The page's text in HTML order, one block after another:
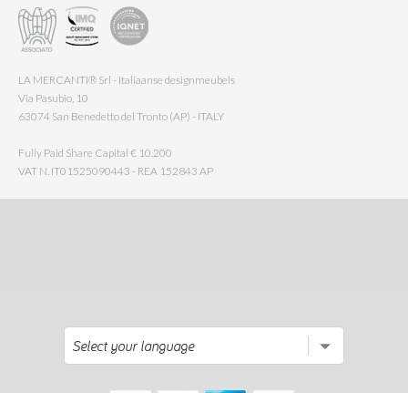
LA MERCANTI® Srl - Italiaanse designmeubels
Via Pasubio, 10
63074 San Benedetto del Tronto (AP) - ITALY
Fully Paid Share Capital € 10.200
VAT N. IT01525090443 - REA 152843 AP